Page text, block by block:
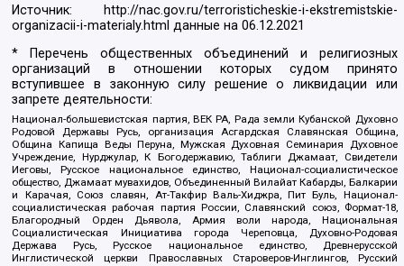
Источник:
http://nac.gov.ru/terroristicheskie-i-ekstremistskie-
organizacii-i-materialy.html данные на06.12.2021
* Перечень общественных объединений и религиозных
организаций в отношении которых судом принято
вступившее в законную силу решение о ликвидации или
запрете деятельности:
Национал-большевистская партия, ВЕК РА, Рада земли Кубанской Духовно
Родовой Державы Русь, организация Асгардская Славянская Община,
Община Капища Веды Перуна, Мужская Духовная Семинария Духовное
Учреждение, Нурджулар, К Богодержавию, Таблиги Джамаат, Свидетели
Иеговы, Русское национальное единство, Национал-социалистическое
общество, Джамаат мувахидов, Объединенный Вилайат Кабарды, Балкарии
и Карачая, Союз славян, Ат-Такфир Валь-Хиджра, Пит Буль, Национал-
социалистическая рабочая партия России, Славянский союз, Формат-18,
Благородный Орден Дьявола, Армия воли народа, Национальная
Социалистическая Инициатива города Череповца, Духовно-Родовая
Держава Русь, Русское национальное единство, Древнерусской
Инглистической церкви Православных Староверов-Инглингов, Русский